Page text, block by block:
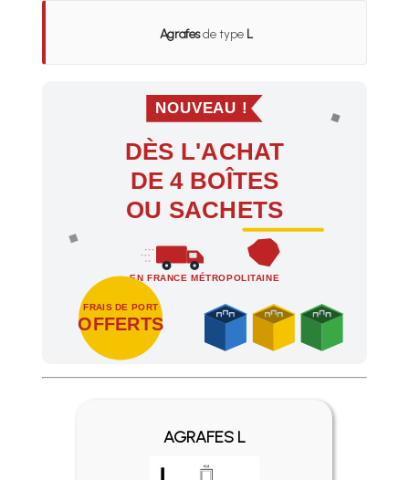
Agrafesde type L
NOUVEAU !
DÈS L'ACHAT
DE 4 BOÎTES
OU SACHETS
EN FRANCE MÉTROPOLITAINE
FRAIS DE PORT
OFFERTS
Profitez des Frais de port offerts en France
AGRAFES L